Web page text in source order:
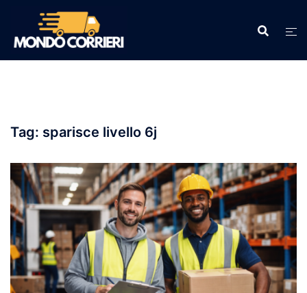
contenuto
Tag: sparisce livello 6j